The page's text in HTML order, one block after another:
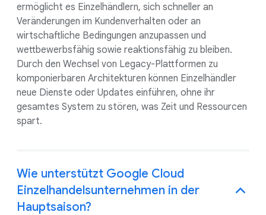
ermöglicht es Einzelhändlern, sich schneller an
Veränderungen im Kundenverhalten oder an
wirtschaftliche Bedingungen anzupassen und
wettbewerbsfähig sowie reaktionsfähig zu bleiben.
Durch den Wechsel von Legacy-Plattformen zu
komponierbaren Architekturen können Einzelhändler
neue Dienste oder Updates einführen, ohne ihr
gesamtes System zu stören, was Zeit und Ressourcen
spart.
Wie unterstützt Google Cloud
Einzelhandelsunternehmen in der
Hauptsaison?